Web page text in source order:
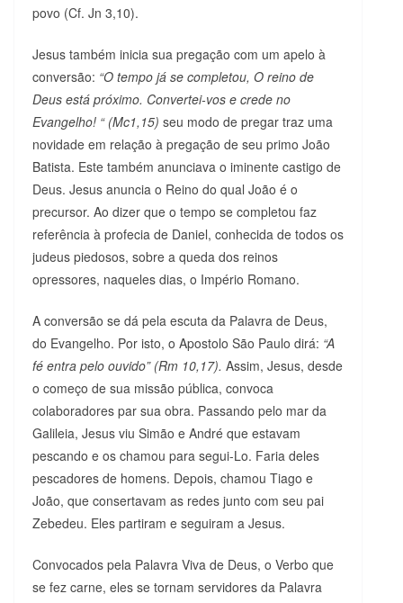
povo (Cf. Jn 3,10).
Jesus também inicia sua pregação com um apelo à
conversão: “O tempo já se completou, O reino de
Deus está próximo. Convertei-vos e crede no
Evangelho! “ (Mc1,15) seu modo de pregar traz uma
novidade em relação à pregação de seu primo João
Batista. Este também anunciava o iminente castigo de
Deus. Jesus anuncia o Reino do qual João é o
precursor. Ao dizer que o tempo se completou faz
referência à profecia de Daniel, conhecida de todos os
judeus piedosos, sobre a queda dos reinos
opressores, naqueles dias, o Império Romano.
A conversão se dá pela escuta da Palavra de Deus,
do Evangelho. Por isto, o Apostolo São Paulo dirá: “A
fé entra pelo ouvido” (Rm 10,17). Assim, Jesus, desde
o começo de sua missão pública, convoca
colaboradores par sua obra. Passando pelo mar da
Galileia, Jesus viu Simão e André que estavam
pescando e os chamou para segui-Lo. Faria deles
pescadores de homens. Depois, chamou Tiago e
João, que consertavam as redes junto com seu pai
Zebedeu. Eles partiram e seguiram a Jesus.
Convocados pela Palavra Viva de Deus, o Verbo que
se fez carne, eles se tornam servidores da Palavra